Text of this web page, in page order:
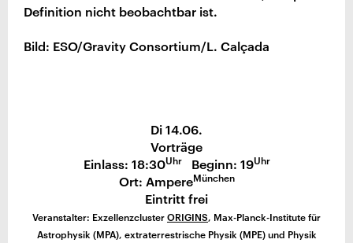
Definition nicht beobachtbar ist.
Bild: ESO/Gravity Consortium/L. Calçada
Di 14.06.
Vorträge
Einlass: 18:30UhrBeginn: 19Uhr
Ort: AmpereMünchen
Eintritt frei
Veranstalter: ExzellenzclusterORIGINS, Max-Planck-Institute für
Astrophysik (MPA), extraterrestrische Physik (MPE) und Physik